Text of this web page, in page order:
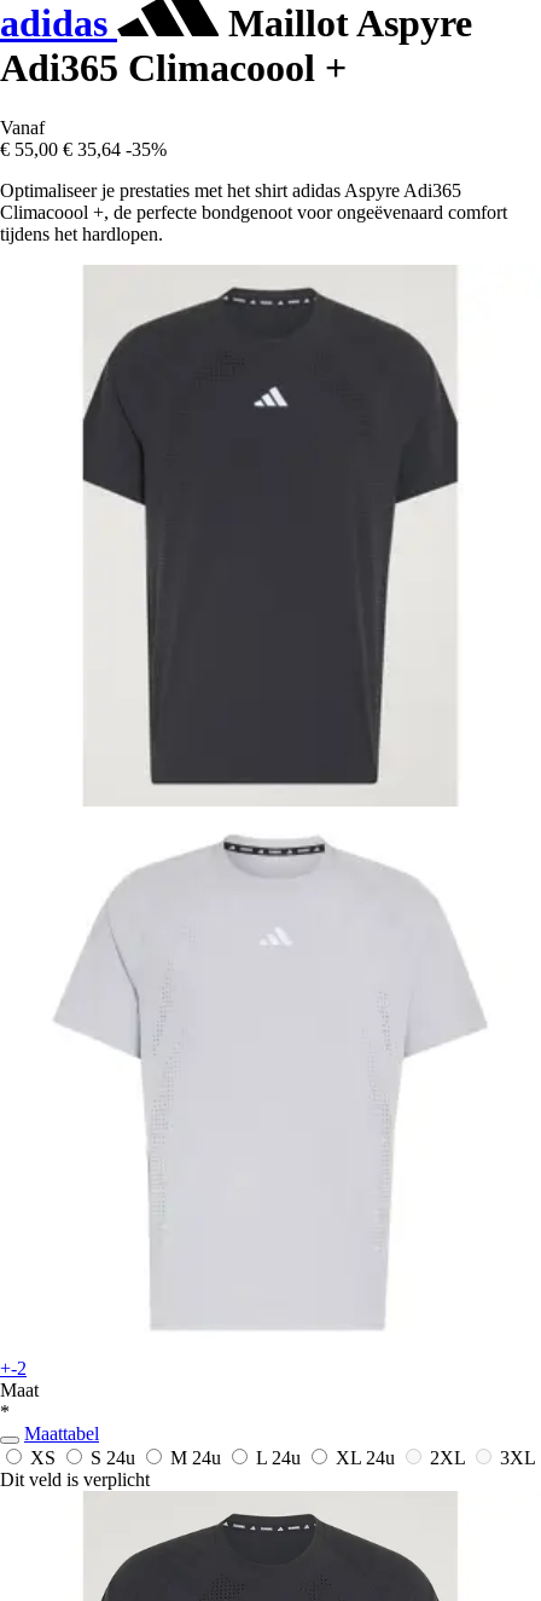
adidas
Maillot Aspyre
Adi365 Climacoool +
Vanaf
€ 55,00 € 35,64 -35%
Optimaliseer je prestaties met het shirt adidas Aspyre Adi365
Climacoool +, de perfecte bondgenoot voor ongeëvenaard comfort
tijdens het hardlopen.
+-2
Maat
*
Maattabel
XS
S 24u M 24u L 24u XL 24u 2XL
3XL
Dit veld is verplicht